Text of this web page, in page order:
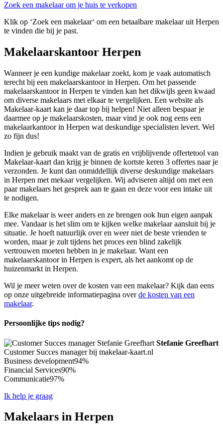
Zoek een makelaar om je huis te verkopen
Klik op ‘Zoek een makelaar‘ om een betaalbare makelaar uit Herpen
te vinden die bij je past.
Makelaarskantoor Herpen
Wanneer je een kundige makelaar zoekt, kom je vaak automatisch
terecht bij een makelaarskantoor in Herpen. Om het passende
makelaarskantoor in Herpen te vinden kan het dikwijls geen kwaad
om diverse makelaars met elkaar te vergelijken. Een website als
Makelaar-kaart kan je daar top bij helpen! Niet alleen bespaar je
daarmee op je makelaarskosten, maar vind je ook nog eens een
makelaarkantoor in Herpen wat deskundige specialisten levert. Wel
zo fijn dus!
Indien je gebruik maakt van de gratis en vrijblijvende offertetool van
Makelaar-kaart dan krijg je binnen de kortste keren 3 offertes naar je
verzonden. Je kunt dan onmiddellijk diverse deskundige makelaars
in Herpen met mekaar vergelijken. Wij adviseren altijd om met een
paar makelaars het gesprek aan te gaan en deze voor een intake uit
te nodigen.
Elke makelaar is weer anders en ze brengen ook hun eigen aanpak
mee. Vandaar is het slim om te kijken welke makelaar aansluit bij je
situatie. Je hoeft natuurlijk over en weer niet de beste vrienden te
worden, maar je zult tijdens het proces een blind zakelijk
vertrouwen moeten hebben in je makelaar. Want een
makelaarskantoor in Herpen is expert, als het aankomt op de
huizenmarkt in Herpen.
Wil je meer weten over de kosten van een makelaar? Kijk dan eens
op onze uitgebreide informatiepagina overde kosten van een
makelaar.
Persoonlijke tips nodig?
Stefanie Greefhart
Customer Succes manager bij makelaar-kaart.nl
Business development94%
Financial Services90%
Communicatie97%
Ik help je graag
Makelaars in Herpen